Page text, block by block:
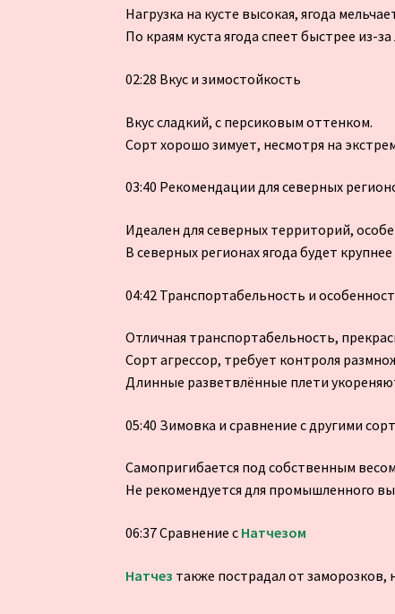
Нагрузка на кусте высокая, ягода
По краям куста ягода спеет быстрее из-
02:28 Вкус и зимостойкость
Вкус сладкий, с персиковым оттенком.
Сорт хорошо зимует, несмотря на
03:40 Рекомендации для северных
Идеален для северных территорий,
В северных регионах ягода будет
04:42 Транспортабельность и
Отличная транспортабельность,
Сорт агрессор, требует контроля
Длинные разветвлённые плети
05:40 Зимовка и сравнение с другими
Самопригибается под собственным
Не рекомендуется для промышленного
06:37 Сравнение с Натчезом
Натчез также пострадал от заморозков,